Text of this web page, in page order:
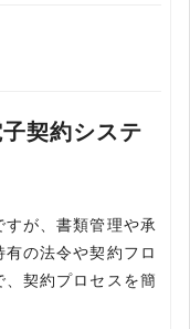
契約システ
が、書類管理や承
の法令や契約フロ
契約プロセスを簡